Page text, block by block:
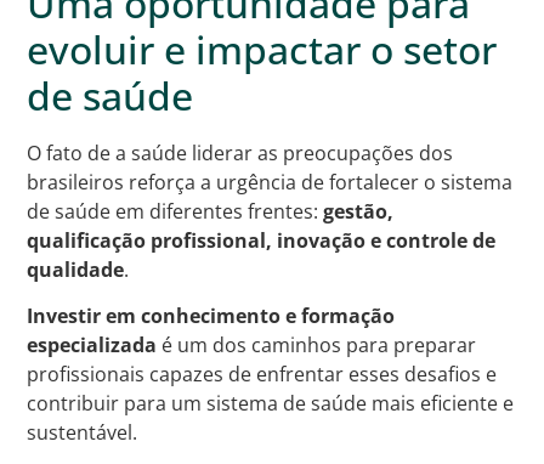
evoluir e impactar o setor
de saúde
O fato de a saúde liderar as preocupações dos
brasileiros reforça a urgência de fortalecer o sistema
de saúde em diferentes frentes:gestão,
qualificação profissional, inovação e controle de
qualidade.
Investir em conhecimento e formação
especializada é um dos caminhos para preparar
profissionais capazes de enfrentar esses desafios e
contribuir para um sistema de saúde mais eficiente e
sustentável.